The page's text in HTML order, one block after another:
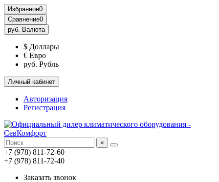
Избранное0
Сравнение0
руб. Валюта
$ Доллары
€ Евро
руб. Рубль
Личный кабинет
Авторизация
Регистрация
×
+7 (978) 811-72-60
+7 (978) 811-72-40
Заказать звонок